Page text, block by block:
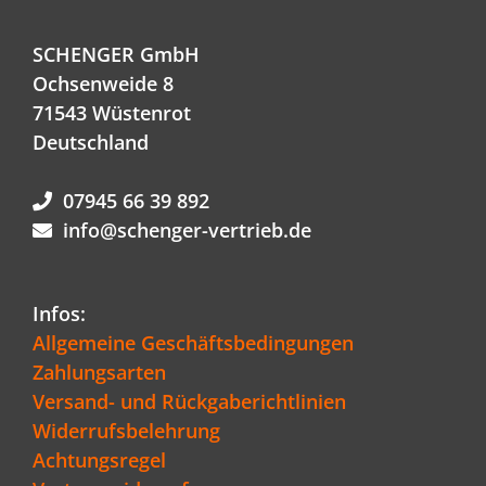
SCHENGER GmbH
Ochsenweide 8
71543 Wüstenrot
Deutschland
07945 66 39 892
info@schenger-vertrieb.de
Infos:
Allgemeine Geschäftsbedingungen
Zahlungsarten
Versand- und Rückgaberichtlinien
Widerrufsbelehrung
Achtungsregel